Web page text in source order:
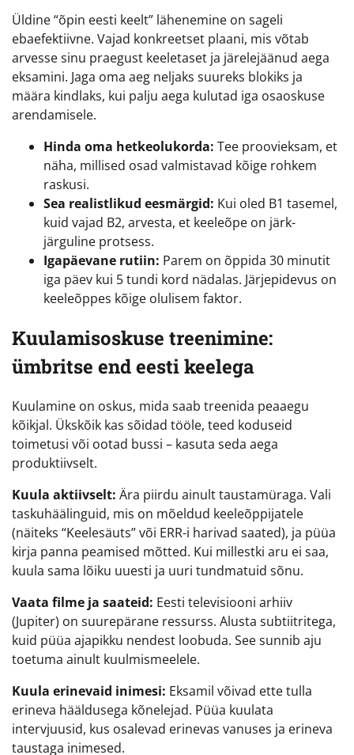
Üldine “õpin eesti keelt” lähenemine on sageli
ebaefektiivne. Vajad konkreetset plaani, mis võtab
arvesse sinu praegust keeletaset ja järelejäänud aega
eksamini. Jaga oma aeg neljaks suureks blokiks ja
määra kindlaks, kui palju aega kulutad iga osaoskuse
arendamisele.
Hinda oma hetkeolukorda: Tee proovieksam, et
näha, millised osad valmistavad kõige rohkem
raskusi.
Sea realistlikud eesmärgid: Kui oled B1 tasemel,
kuid vajad B2, arvesta, et keeleõpe on järk-
järguline protsess.
Igapäevane rutiin: Parem on õppida 30 minutit
iga päev kui 5 tundi kord nädalas. Järjepidevus on
keeleõppes kõige olulisem faktor.
Kuulamisoskuse treenimine:
ümbritse end eesti keelega
Kuulamine on oskus, mida saab treenida peaaegu
kõikjal. Ükskõik kas sõidad tööle, teed koduseid
toimetusi või ootad bussi – kasuta seda aega
produktiivselt.
Kuula aktiivselt: Ära piirdu ainult taustamüraga. Vali
taskuhäälinguid, mis on mõeldud keeleõppijatele
(näiteks “Keelesäuts” või ERR-i harivad saated), ja püüa
kirja panna peamised mõtted. Kui millestki aru ei saa,
kuula sama lõiku uuesti ja uuri tundmatuid sõnu.
Vaata filme ja saateid: Eesti televisiooni arhiiv
(Jupiter) on suurepärane ressurss. Alusta subtiitritega,
kuid püüa ajapikku nendest loobuda. See sunnib aju
toetuma ainult kuulmismeelele.
Kuula erinevaid inimesi: Eksamil võivad ette tulla
erineva hääldusega kõnelejad. Püüa kuulata
intervjuusid, kus osalevad erinevas vanuses ja erineva
taustaga inimesed.